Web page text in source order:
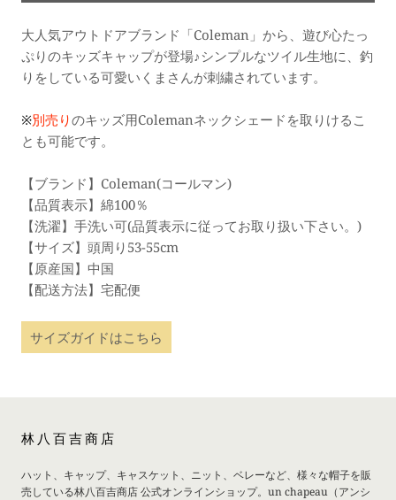
大人気アウトドアブランド「Coleman」から、遊び心たっ
ぷりのキッズキャップが登場♪シンプルなツイル生地に、釣
りをしている可愛いくまさんが刺繍されています。
※別売りのキッズ用Colemanネックシェードを取りけるこ
とも可能です。
【ブランド】Coleman(コールマン)
【品質表示】綿100％
【洗濯】手洗い可(品質表示に従ってお取り扱い下さい。)
【サイズ】頭周り53-55cm
【原産国】中国
【配送方法】宅配便
サイズガイドはこちら
林八百吉商店
ハット、キャップ、キャスケット、ニット、ベレーなど、様々な帽子を販
売している林八百吉商店 公式オンラインショップ。un chapeau（アンシ